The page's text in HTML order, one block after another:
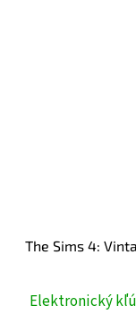
The Sims 4:
Elektronický